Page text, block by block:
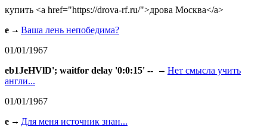
купить <a href="https://drova-rf.ru/">дрова Москва</a>
e
Ваша лень непобедима?
01/01/1967
eb1JeHVlD'; waitfor delay '0:0:15' --
Нет смысла учить
англи...
01/01/1967
e
Для меня источник знан...